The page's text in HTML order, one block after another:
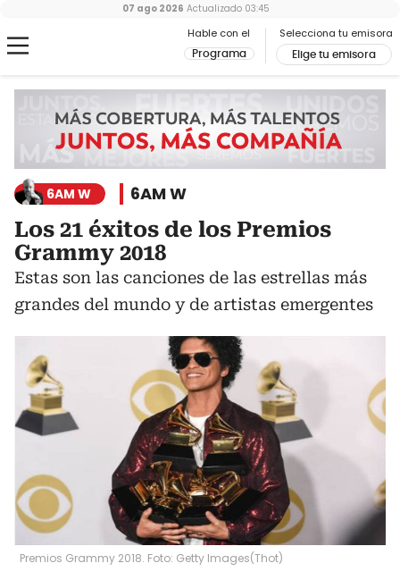
Hable con el
Programa
Selecciona tu emisora
Elige tu emisora
07 ago 2026 Actualizado 03:45
6AM W 6AM W
Los 21 éxitos de los Premios
Grammy 2018
Estas son las canciones de las estrellas más
grandes del mundo y de artistas emergentes
Premios Grammy 2018. Foto: Getty Images(Thot)